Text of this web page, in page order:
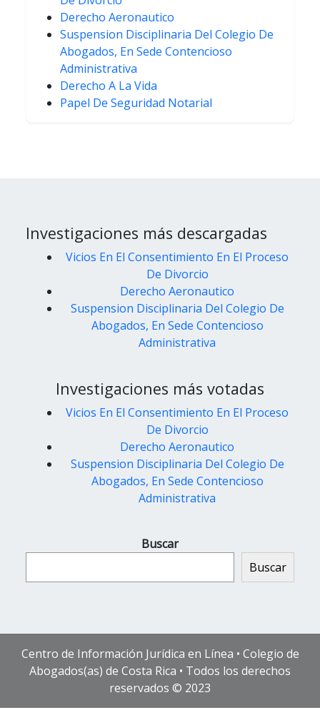
Derecho Aeronautico
Suspension Disciplinaria Del Colegio De
Abogados, En Sede Contencioso
Administrativa
Derecho A La Vida
Papel De Seguridad Notarial
Investigaciones más descargadas
Vicios En El Consentimiento En El Proceso
De Divorcio
Derecho Aeronautico
Suspension Disciplinaria Del Colegio De
Abogados, En Sede Contencioso
Administrativa
Investigaciones más votadas
Vicios En El Consentimiento En El Proceso
De Divorcio
Derecho Aeronautico
Suspension Disciplinaria Del Colegio De
Abogados, En Sede Contencioso
Administrativa
Buscar
Buscar
Centro de Información Jurídica en Línea • Colegio de
Abogados(as) de Costa Rica • Todos los derechos
reservados © 2023